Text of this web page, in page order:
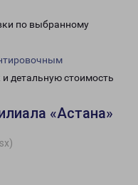
по выбранному
и детальную стоимость
«Астана»